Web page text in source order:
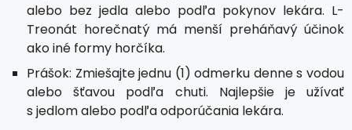
alebo bez jedla alebo podľa pokynov lekára. L-
Treonát horečnatý má menší preháňavý účinok
ako iné formy horčíka.
Prášok: Zmiešajte jednu (1) odmerku denne s vodou
alebo šťavou podľa chuti. Najlepšie je užívať
s jedlom alebo podľa odporúčania lekára.